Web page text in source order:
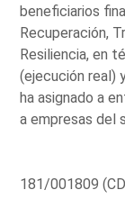
beneficiarios
Recuperación,
Resiliencia, en
(ejecución real)
ha asignado a
a empresas del
181/001809